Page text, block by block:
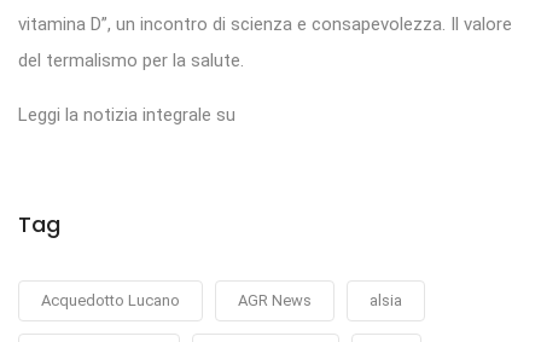
vitamina D”, un incontro di scienza e consapevolezza. Il valore
del termalismo per la salute.
Leggi la notizia integrale su
Tag
Acquedotto Lucano AGR News alsia